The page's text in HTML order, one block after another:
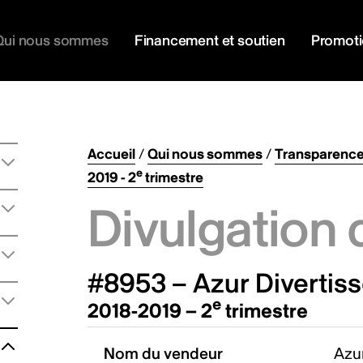
nous sommes Financement et soutien
Accueil/Qui nous sommes/
2019 - 2etrimestre
Divulgation
#8953 – Azur
2018-2019 – 2e trimestre
Nom du vendeur